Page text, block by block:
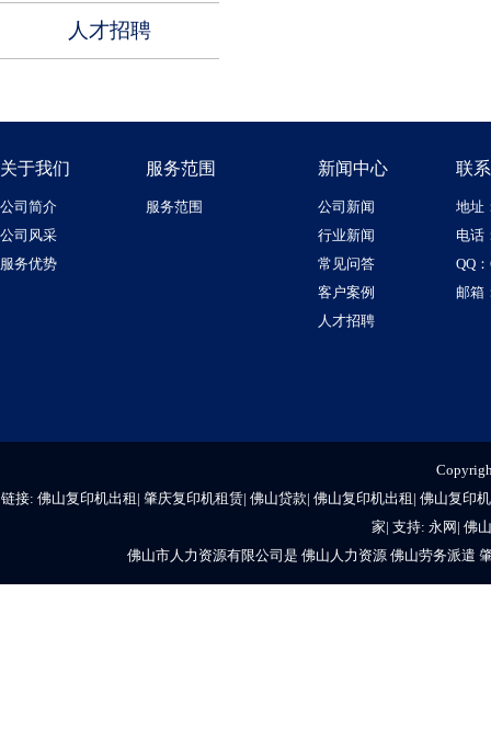
人才招聘
关于我们 服务范围 新闻中心 联
公司简介
公司风采
服务优势
服务范围
公司新闻
行业新闻
常见问答
客户案例
人才招聘
地址
电话
QQ
邮箱
链接: 佛山复印机出租 | 肇庆复印机租赁| 佛山贷款| 佛山复印机出租 | 佛山复印
家| 支持: 永网 | 佛
佛山市人力资源有限公司是 佛山人力资源 佛山劳务派遣